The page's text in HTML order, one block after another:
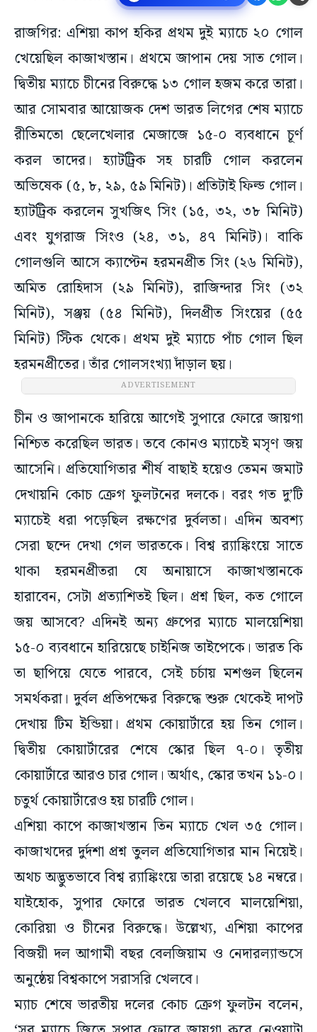
রাজগির: এশিয়া কাপ হকির প্রথম দুই ম্যাচে ২০ গোল
খেয়েছিল কাজাখস্তান। প্রথমে জাপান দেয় সাত গোল।
দ্বিতীয় ম্যাচে চীনের বিরুদ্ধে ১৩ গোল হজম করে তারা।
আর সোমবার আয়োজক দেশ ভারত লিগের শেষ ম্যাচে
রীতিমতো ছেলেখেলার মেজাজে ১৫-০ ব্যবধানে চূর্ণ
করল তাদের। হ্যাটট্রিক সহ চারটি গোল করলেন
অভিষেক (৫, ৮, ২৯, ৫৯ মিনিট)। প্রতিটাই ফিল্ড গোল।
হ্যাটট্রিক করলেন সুখজিৎ সিং (১৫, ৩২, ৩৮ মিনিট)
এবং যুগরাজ সিংও (২৪, ৩১, ৪৭ মিনিট)। বাকি
গোলগুলি আসে ক্যাপ্টেন হরমনপ্রীত সিং (২৬ মিনিট),
অমিত রোহিদাস (২৯ মিনিট), রাজিন্দার সিং (৩২
মিনিট), সঞ্জয় (৫৪ মিনিট), দিলপ্রীত সিংয়ের (৫৫
মিনিট) স্টিক থেকে। প্রথম দুই ম্যাচে পাঁচ গোল ছিল
হরমনপ্রীতের। তাঁর গোলসংখ্যা দাঁড়াল ছয়।
চীন ও জাপানকে হারিয়ে আগেই সুপারে ফোরে জায়গা
নিশ্চিত করেছিল ভারত। তবে কোনও ম্যাচেই মসৃণ জয়
আসেনি। প্রতিযোগিতার শীর্ষ বাছাই হয়েও তেমন জমাট
দেখায়নি কোচ ক্রেগ ফুলটনের দলকে। বরং গত দু’টি
ম্যাচেই ধরা পড়েছিল রক্ষণের দুর্বলতা। এদিন অবশ্য
সেরা ছন্দে দেখা গেল ভারতকে। বিশ্ব র‌্যাঙ্কিংয়ে সাতে
থাকা হরমনপ্রীতরা যে অনায়াসে কাজাখস্তানকে
হারাবেন, সেটা প্রত্যাশিতই ছিল। প্রশ্ন ছিল, কত গোলে
জয় আসবে? এদিনই অন্য গ্রুপের ম্যাচে মালয়েশিয়া
১৫-০ ব্যবধানে হারিয়েছে চাইনিজ তাইপেকে। ভারত কি
তা ছাপিয়ে যেতে পারবে, সেই চর্চায় মশগুল ছিলেন
সমর্থকরা। দুর্বল প্রতিপক্ষের বিরুদ্ধে শুরু থেকেই দাপট
দেখায় টিম ইন্ডিয়া। প্রথম কোয়ার্টারে হয় তিন গোল।
দ্বিতীয় কোয়ার্টারের শেষে স্কোর ছিল ৭-০। তৃতীয়
কোয়ার্টারে আরও চার গোল। অর্থাৎ, স্কোর তখন ১১-০।
চতুর্থ কোয়ার্টারেও হয় চারটি গোল।
এশিয়া কাপে কাজাখস্তান তিন ম্যাচে খেল ৩৫ গোল।
কাজাখদের দুর্দশা প্রশ্ন তুলল প্রতিযোগিতার মান নিয়েই।
অথচ অদ্ভুতভাবে বিশ্ব র‌্যাঙ্কিংয়ে তারা রয়েছে ১৪ নম্বরে।
যাইহোক, সুপার ফোরে ভারত খেলবে মালয়েশিয়া,
কোরিয়া ও চীনের বিরুদ্ধে। উল্লেখ্য, এশিয়া কাপের
বিজয়ী দল আগামী বছর বেলজিয়াম ও নেদারল্যান্ডসে
অনুষ্ঠেয় বিশ্বকাপে সরাসরি খেলবে।
ম্যাচ শেষে ভারতীয় দলের কোচ ক্রেগ ফুলটন বলেন,
‘সব ম্যাচে জিতে সুপার ফোরে জায়গা করে নেওয়াটা